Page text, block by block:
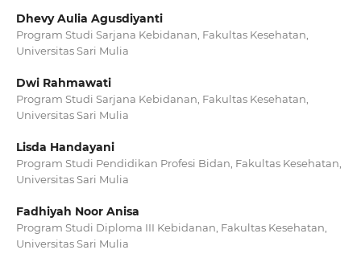
Dhevy Aulia Agusdiyanti
Program Studi Sarjana Kebidanan, Fakultas Kesehatan,
Universitas Sari Mulia
Dwi Rahmawati
Program Studi Sarjana Kebidanan, Fakultas Kesehatan,
Universitas Sari Mulia
Lisda Handayani
Program Studi Pendidikan Profesi Bidan, Fakultas Kesehatan,
Universitas Sari Mulia
Fadhiyah Noor Anisa
Program Studi Diploma III Kebidanan, Fakultas Kesehatan,
Universitas Sari Mulia